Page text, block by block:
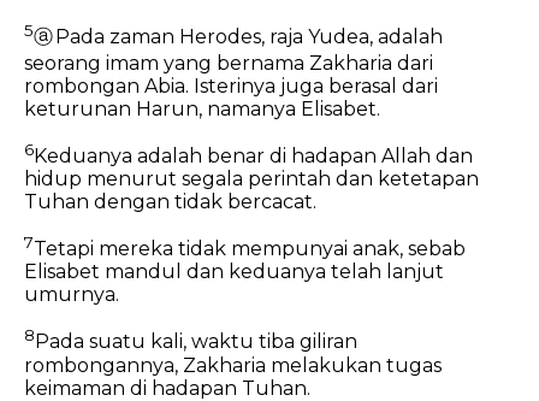
5ⓐ Pada zaman Herodes, raja Yudea, adalah
seorang imam yang bernama Zakharia dari
rombongan Abia. Isterinya juga berasal dari
keturunan Harun, namanya Elisabet.
6Keduanya adalah benar di hadapan Allah dan
hidup menurut segala perintah dan ketetapan
Tuhan dengan tidak bercacat.
7Tetapi mereka tidak mempunyai anak, sebab
Elisabet mandul dan keduanya telah lanjut
umurnya.
8 Pada suatu kali, waktu tiba giliran
rombongannya, Zakharia melakukan tugas
keimaman di hadapan Tuhan.